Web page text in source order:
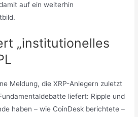
auf ein weiterhin
„institutionelles
Meldung, die XRP-Anlegern zuletzt
liefert: Ripple und
haben – wie CoinDesk berichtete –